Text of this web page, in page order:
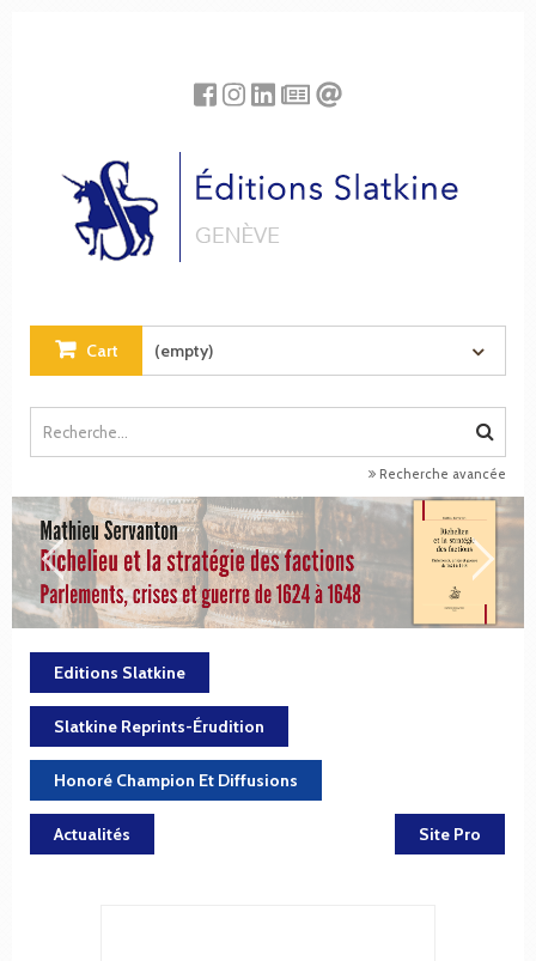
Cart (empty)
Recherche avancée
Editions Slatkine
Slatkine Reprints-Érudition
Honoré Champion Et Diffusions
Actualités Site Pro